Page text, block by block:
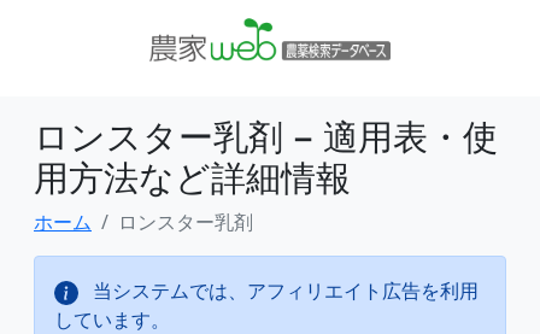
ロンスター乳剤 − 適用表・使
用方法など詳細情報
ホーム ロンスター乳剤
当システムでは、アフィリエイト広告を利用
しています。